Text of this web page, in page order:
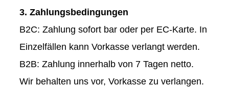
3. Zahlungsbedingungen
B2C: Zahlung sofort bar oder per EC-Karte. In
Einzelfällen kann Vorkasse verlangt werden.
B2B: Zahlung innerhalb von 7 Tagen netto.
Wir behalten uns vor, Vorkasse zu verlangen.